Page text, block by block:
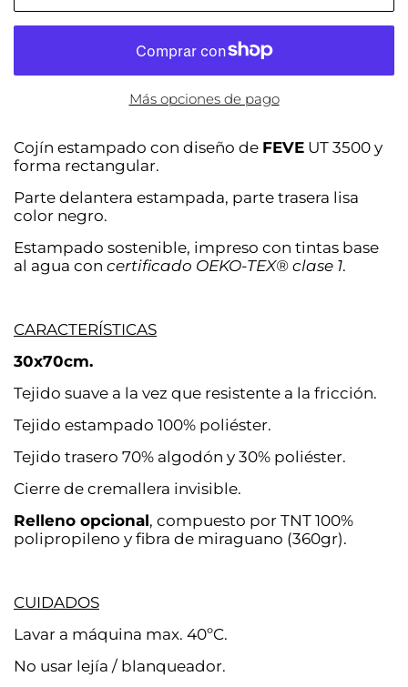
Más opciones de pago
Cojín estampado con diseño de FEVE UT 3500 y
forma rectangular.
Parte delantera estampada, parte trasera lisa
color negro.
Estampado sostenible, impreso con tintas base
al agua con certificado OEKO-TEX® clase 1.
CARACTERÍSTICAS
30x70cm.
Tejido suave a la vez que resistente a la fricción.
Tejido estampado 100% poliéster.
Tejido trasero 70% algodón y 30% poliéster.
Cierre de cremallera invisible.
Relleno opcional, compuesto por TNT 100%
polipropileno y fibra de miraguano (360gr).
CUIDADOS
Lavar a máquina max. 40ºC.
No usar lejía / blanqueador.